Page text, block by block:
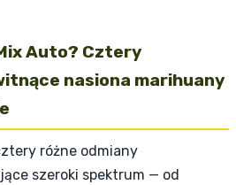
Auto? Cztery
nasiona marihuany
różne odmiany
szeroki spektrum — od